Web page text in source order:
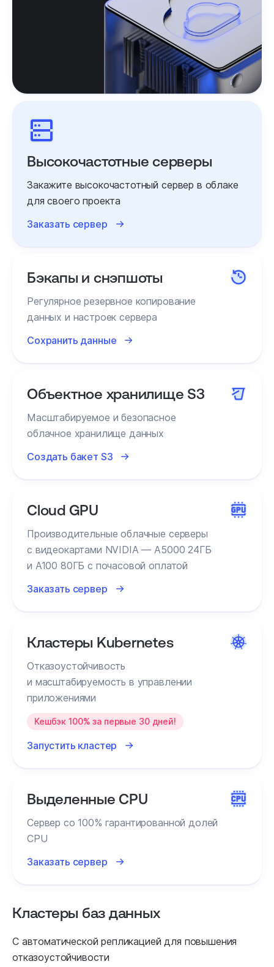
Высокочастотные серверы
Закажите высокочастотный сервер в облаке
для своего проекта
Заказать сервер
Бэкапы и снэпшоты
Регулярное резервное копирование
данных и настроек сервера
Сохранить данные
Объектное хранилище S3
Масштабируемое и безопасное
облачное хранилище данных
Создать бакет S3
Cloud GPU
Производительные облачные серверы
с видеокартами NVIDIA — A5000 24ГБ
и A100 80ГБ с почасовой оплатой
Заказать сервер
Кластеры Kubernetes
Отказоустойчивость
и масштабируемость в управлении
приложениями
Кешбэк 100% за первые 30 дней!
Запустить кластер
Выделенные CPU
Сервер со 100% гарантированной долей
CPU
Заказать сервер
Кластеры баз данных
С автоматической репликацией для повышения
отказоустойчивости